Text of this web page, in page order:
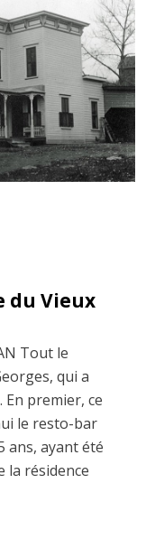
du Vieux
Tout le
qui a
premier, ce
le resto-bar
ans, ayant été
la résidence